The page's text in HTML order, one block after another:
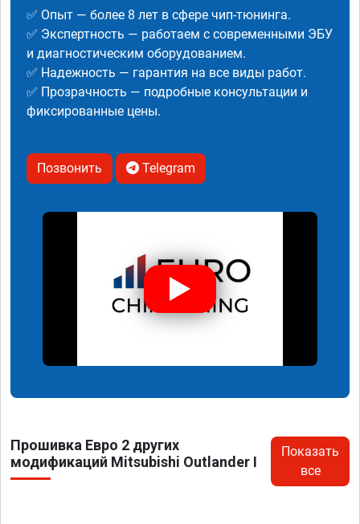
✅ Опыт — более 8 лет в сфере чип-тюнинга.
✅ Экспертность — работаем с современными ЭБУ
и диагностическим оборудованием.
✅ Надежность — гарантия на все виды работ.
✅ Прозрачность — подробные консультации и
фиксированные цены.
Позвонить Telegram
Прошивка Евро 2 других
модификаций Mitsubishi Outlander I
Показать
все